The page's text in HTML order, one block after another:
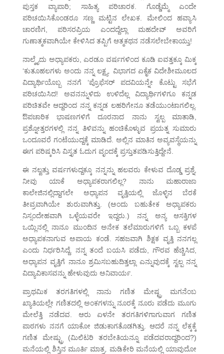
ಪುಸ್ತಕ ವ್ಯಾಪಾರಿ; ಸಾಹಿತ್ಯ ಪರಿಚಾರಕ. ಗೊಡ್ಡೆಮ್ಮೆ ಎಂದೇ
ಪರಿಚಯಿಸಿಕೊಂಡರೂ ಸಣ್ಣ ಮಟ್ಟಿನ ಲೇಖಕ. ಮೇಲಿಂದ ಹವ್ಯಾಸಿ
ಚಾರಣಿಗ, ಪರಿಸರಪ್ರಿಯ ಎಂದದ್ದೆಲ್ಲಾ ಮಹದೇವ್ ಅವರಿಗೆ
ಗುಣಾತ್ಮಕವಾಗಿಯೇ ಕೇಳಿಸಿದ ತಪ್ಪಿಗೆ ಆತ್ಮಕಥನ ನಡೆಸಲೇಬೇಕಾಯ್ತು!
ನಾಲ್ಕೈದು ಅಧ್ಯಾಪಕರು, ಎರಡೂ ವರ್ಷಗಳಿಂದ ಕೂಡಿ ಐವತ್ತಕ್ಕೂ ಮಿಕ್ಕ
‘ಕುತೂಹಲಗಳು ಅಂದು ನನ್ನ ಲಕ್ಷ್ಯ. ವಿಭಾಗದ ಏಕೈಕ ವಿದೇಶೀಮೂಲದ
ವಿದ್ಯಾರ್ಥಿಯೊಬ್ಬ ನನಗೆ ‘ಪ್ರೊಫೆಸರ್ ಪದವಿಯನ್ನೇ ಕೊಟ್ಟು ಸಭೆಗೆ
ಪರಿಚಯಿಸಿದ! ಅವನನ್ನುಳಿದು ಉಳಿದೆಲ್ಲ ವಿದ್ಯಾರ್ಥಿಗಳಿಗೂ ಕನ್ನಡ
ಪರಿಚಿತವೇ ಆದ್ದರಿಂದ ನನ್ನ ಕನ್ನಡ ಲಹರಿಗೇನೂ ತಡೆಯುಂಟಾಗಲಿಲ್ಲ.
ಔಪಚಾರಿಕ ಭಾಷಣಗಳಿಗೆ ದೂರನಾದ ನಾನು ಸ್ವಲ್ಪ ಮಾತಾಡಿ,
ಪ್ರಶ್ನೋತ್ತರಗಳಲ್ಲಿ ನನ್ನ ತಿಳಿವನ್ನು ಹಂಚಿಕೊಳ್ಳುವ ಪ್ರಯತ್ನ ಸುಮಾರು
ಒಂದೂವರೆ ಗಂಟೆಯುದ್ದಕ್ಕೆ ಮಾಡಿದೆ. ಅಲ್ಲಿನ ಮಾತಿನ ಅವ್ಯವಸ್ಥೆಯನ್ನು
ಈಗ ಪರಿಷ್ಕರಿಸಿ ವಿಸ್ತೃತ ಓದುಗ ವೃಂದಕ್ಕೆ ಪ್ರಸ್ತುತಪಡಿಸುತ್ತಿದ್ದೇನೆ.
ಈ ನಲ್ವತ್ತು ವರ್ಷಗಳುದ್ದಕ್ಕೂ ನನ್ನನ್ನು ಹಲವರು ಕೇಳುವ ದೊಡ್ಡ ಪ್ರಶ್ನೆ,
ನೀವು ಯಾಕೆ ಅಧ್ಯಾಪಕರಾಗಲಿಲ್ಲ? ನಾನು ಮಹಾರಾಜಾ
ಕಾಲೇಜಿನಲ್ಲಿದ್ದಾಗಲೇ ಅಧ್ಯಾಪನ ವೃತ್ತಿಯಲ್ಲಿ ಜೊಳ್ಳಿನ ಬೆರಕೆ
ತೀವ್ರವಾಗಿಯೇ ಶುರುವಾಗಿತ್ತು. (ಅಂದು ಬಹುತೇಕ ಅಧ್ಯಾಪಕರು
ನಿಸ್ಸಂದೇಹವಾಗಿ ಒಳ್ಳೆಯವರೇ ಇದ್ದರು.) ನನ್ನ ಅನ್ಯ ಆಸಕ್ತಿಗಳ
ಒಯ್ಲಿನಲ್ಲಿ ನಾನೂ ಮುಂದಿನ ಅನೇಕ ತಲೆಮಾರುಗಳಿಗೆ ಒಬ್ಬ ಕಳಪೆ
ಅಧ್ಯಾಪಕನಾಗುವ ಅಪಾಯ ಕಂಡೆ. ಸಹಜವಾಗಿ ಶಿಕ್ಷಕ ವೃತ್ತಿ ನನಗಲ್ಲ
ಎಂದು ನಿರ್ಧರಿಸಿದ್ದೆ. ನನ್ನ ತಂದೆ ಬಯಸಿ ಪಡೆದು, ಗೌರವ ಹೆಚ್ಚಿಸಿದ,
ಅಧ್ಯಾಪನ ವೃತ್ತಿಗೆ ನಾನೂ ಶ್ರಮಿಸಬಹುದಿತ್ತಲ್ಲಾ ಎನ್ನುವುದಕ್ಕೆ ಸ್ವಲ್ಪ ನನ್ನ
ವಿದ್ಯಾವಿಕಾಸವನ್ನು ಹೇಳುವುದು ಅನಿವಾರ್ಯ.
ಪ್ರಾಥಮಿಕ ತರಗತಿಗಳಲ್ಲಿ ನಾನು ಗಣಿತ ಮೇಷ್ಟ್ರ ಮಗನೆಂಬ
ಖ್ಯಾತಿಯಲ್ಲೇ ಗಣಿತದಲ್ಲಿ ಅಂಕಗಳನ್ನು ನೂರಕ್ಕೆ ನೂರು ಪಡೆದು ಮೂಗು
ಮೇಲೆತ್ತಿ ನಡೆದವ. ಆರು ಏಳನೇ ತರಗತಿಗಳಿಗಾಗುವಾಗ ಗಣಿತ
ಪಾಠಗಳು ನನಗೆ ಯಾಕೋ ಜಿಡುಕಾಗತೊಡಗಿತ್ತು. ಆದರೆ ನನ್ನ ಲೆಕ್ಕಕ್ಕೆ
ಗಣಿತ ಮೇಷ್ಟ್ರು (ಮಿಲಿಟರಿ ತರಬೇತಿಯನ್ನೂ ಪಡೆದವರಾದ್ದರಿಂದ?)
ಮನೆಯಲ್ಲಿ ಶಿಸ್ತಿನ ಮೂರ್ತಿ ಮಾತ್ರ. ಮಡಿಕೇರಿ ಮನೆಯಲ್ಲಿ ಯಾವುದೋ